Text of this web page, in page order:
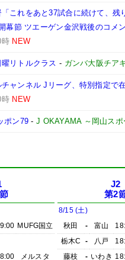
これをあと37試合に続けて、
幕節 ツエーゲン金沢戦後のコメ
時 NEW
リトルクラス - ガンバ大阪チア
ャンネル Jリーグ、特別指定で
時 NEW
ポン79 -J OKAYAMA ～岡山ス
MUFG国立
メルスタ
J2
第2
8/15 (土)
秋田
- 富山
栃木C
- 八戸
藤枝
- いわき